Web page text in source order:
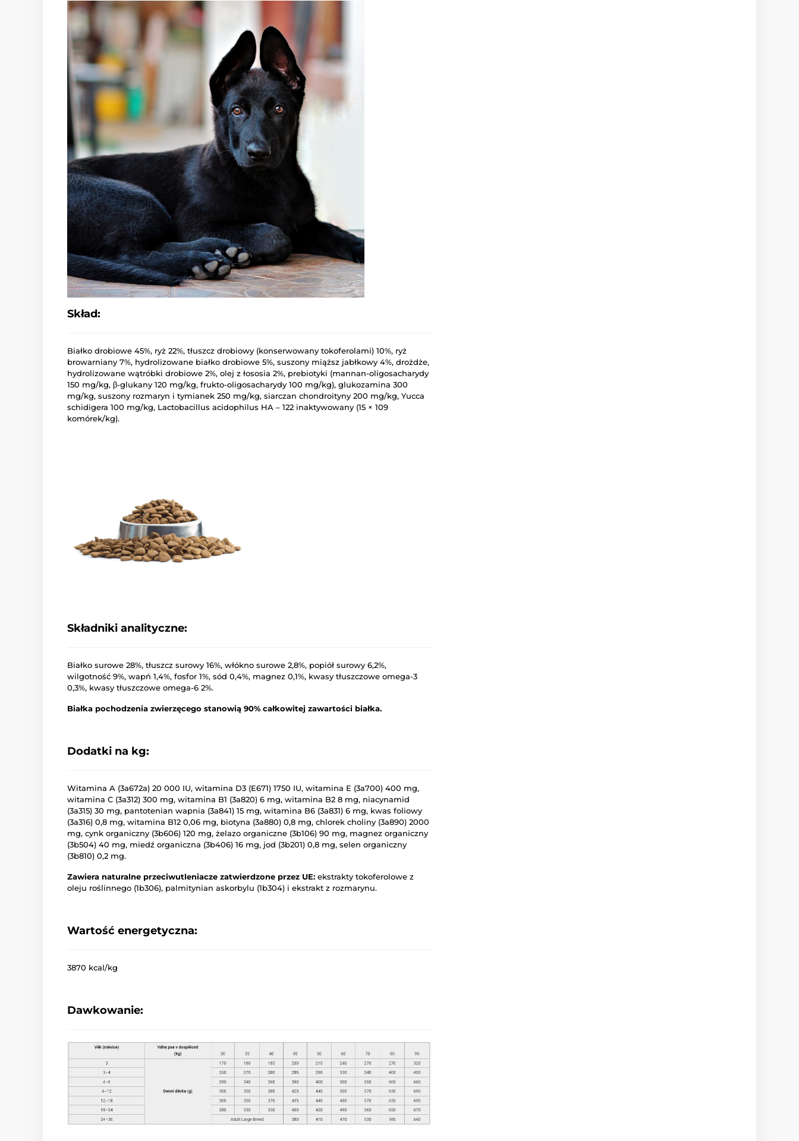
Skład:
Białko drobiowe 45%, ryż 22%, tłuszcz drobiowy (konserwowany tokoferolami) 10%, ryż
browarniany 7%, hydrolizowane białko drobiowe 5%, suszony miąższ jabłkowy 4%, drożdże,
hydrolizowane wątróbki drobiowe 2%, olej z łososia 2%, prebiotyki (mannan-oligosacharydy
150 mg/kg, β-glukany 120 mg/kg, frukto-oligosacharydy 100 mg/kg), glukozamina 300
mg/kg, suszony rozmaryn i tymianek 250 mg/kg, siarczan chondroityny 200 mg/kg, Yucca
schidigera 100 mg/kg, Lactobacillus acidophilus HA – 122 inaktywowany (15 × 109
komórek/kg).
Składniki analityczne:
Białko surowe 28%, tłuszcz surowy 16%, włókno surowe 2,8%, popiół surowy 6,2%,
wilgotność 9%, wapń 1,4%, fosfor 1%, sód 0,4%, magnez 0,1%, kwasy tłuszczowe omega-3
0,3%, kwasy tłuszczowe omega-6 2%.
Białka pochodzenia zwierzęcego stanowią 90% całkowitej zawartości białka.
Dodatki na kg:
Witamina A (3a672a) 20 000 IU, witamina D3 (E671) 1750 IU, witamina E (3a700) 400 mg,
witamina C (3a312) 300 mg, witamina B1 (3a820) 6 mg, witamina B2 8 mg, niacynamid
(3a315) 30 mg, pantotenian wapnia (3a841) 15 mg, witamina B6 (3a831) 6 mg, kwas foliowy
(3a316) 0,8 mg, witamina B12 0,06 mg, biotyna (3a880) 0,8 mg, chlorek choliny (3a890) 2000
mg, cynk organiczny (3b606) 120 mg, żelazo organiczne (3b106) 90 mg, magnez organiczny
(3b504) 40 mg, miedź organiczna (3b406) 16 mg, jod (3b201) 0,8 mg, selen organiczny
(3b810) 0,2 mg.
Zawiera naturalne przeciwutleniacze zatwierdzone przez UE: ekstrakty tokoferolowe z
oleju roślinnego (1b306), palmitynian askorbylu (1b304) i ekstrakt z rozmarynu.
Wartość energetyczna:
3870 kcal/kg
Dawkowanie: